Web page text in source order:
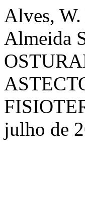
Alves,
Almeida
julho de